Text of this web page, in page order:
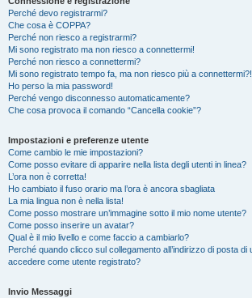
Perché devo registrarmi?
Che cosa è COPPA?
Perché non riesco a registrarmi?
Mi sono registrato ma non riesco a connettermi!
Perché non riesco a connettermi?
Mi sono registrato tempo fa, ma non riesco più a connettermi?!
Ho perso la mia password!
Perché vengo disconnesso automaticamente?
Che cosa provoca il comando “Cancella cookie”?
Impostazioni e preferenze utente
Come cambio le mie impostazioni?
Come posso evitare di apparire nella lista degli utenti in linea?
L’ora non è corretta!
Ho cambiato il fuso orario ma l’ora è ancora sbagliata
La mia lingua non è nella lista!
Come posso mostrare un’immagine sotto il mio nome utente?
Come posso inserire un avatar?
Qual è il mio livello e come faccio a cambiarlo?
Perché quando clicco sul collegamento all’indirizzo di posta di
accedere come utente registrato?
Invio Messaggi